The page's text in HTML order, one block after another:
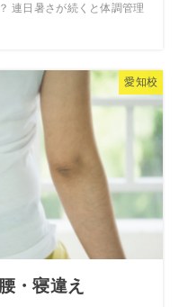
連日暑さが続くと体調管理
愛知校
・寝違え